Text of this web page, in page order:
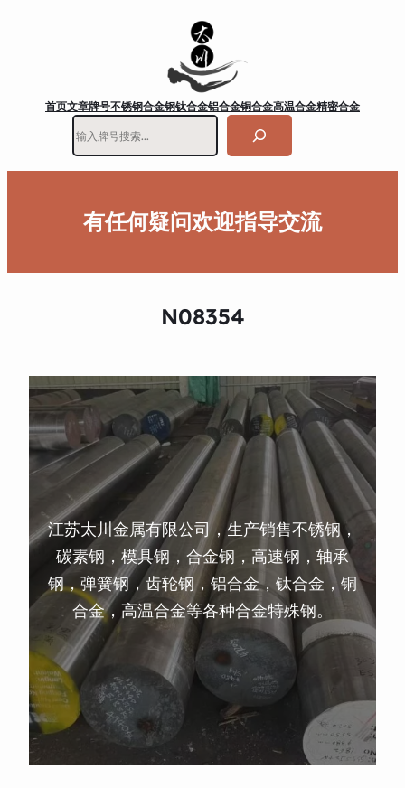
首页文章牌号不锈钢合金钢钛合金铝合金铜合金高温合金精密合金
有任何疑问欢迎指导交流
N08354
江苏太川金属有限公司，生产销售不锈钢，
碳素钢，模具钢，合金钢，高速钢，轴承
钢，弹簧钢，齿轮钢，铝合金，钛合金，铜
合金，高温合金等各种合金特殊钢。